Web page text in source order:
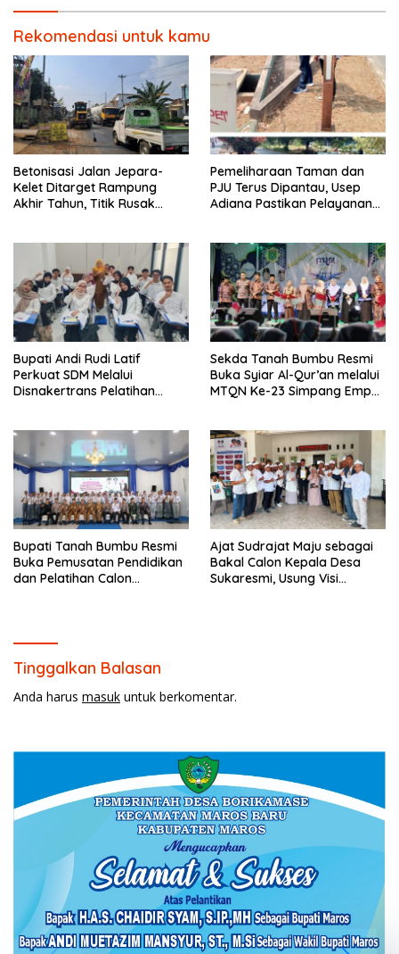
Rekomendasi untuk kamu
Betonisasi Jalan Jepara-
Kelet Ditarget Rampung
Akhir Tahun, Titik Rusak
Pemeliharaan Taman dan
PJU Terus Dipantau, Usep
Adiana Pastikan Pelayanan
Bupati Andi Rudi Latif
Perkuat SDM Melalui
Disnakertrans Pelatihan
Sekda Tanah Bumbu Resmi
Buka Syiar Al-Qur’an melalui
MTQN Ke-23 Simpang Empat
Bupati Tanah Bumbu Resmi
Buka Pemusatan Pendidikan
dan Pelatihan Calon
Ajat Sudrajat Maju sebagai
Bakal Calon Kepala Desa
Sukaresmi, Usung Visi
Tinggalkan Balasan
Anda harus masuk untuk berkomentar.